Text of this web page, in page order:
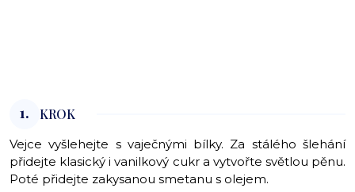
1. KROK
Vejce vyšlehejte s vaječnými bílky. Za stálého šlehání
přidejte klasický i vanilkový cukr a vytvořte světlou pěnu.
Poté přidejte zakysanou smetanu s olejem.